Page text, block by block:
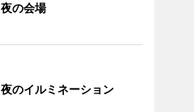
夜の会場
夜のイルミネーション